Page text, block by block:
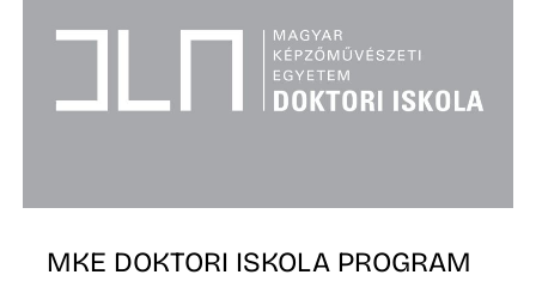
MKE DOKTORI ISKOLA PROGRAM